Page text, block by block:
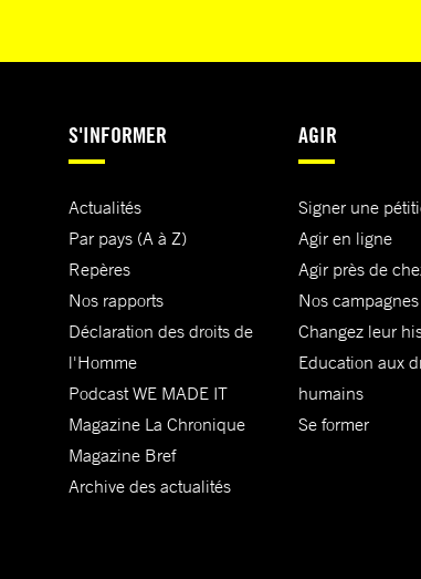
S'INFORMER
Actualités
Par pays (A à Z)
Repères
Nos rapports
Déclaration des droits de
l'Homme
Podcast WE MADE IT
Magazine La Chronique
Magazine Bref
Archive des actualités
AGIR
Signer une
Agir en ligne
Agir près de
Nos campagnes
Changez leur
Education aux
humains
Se former